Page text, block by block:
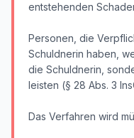
entstehenden
Personen, die
Schuldnerin haben,
die Schuldnerin,
leisten (§ 28 Abs. 3
Das Verfahren wird